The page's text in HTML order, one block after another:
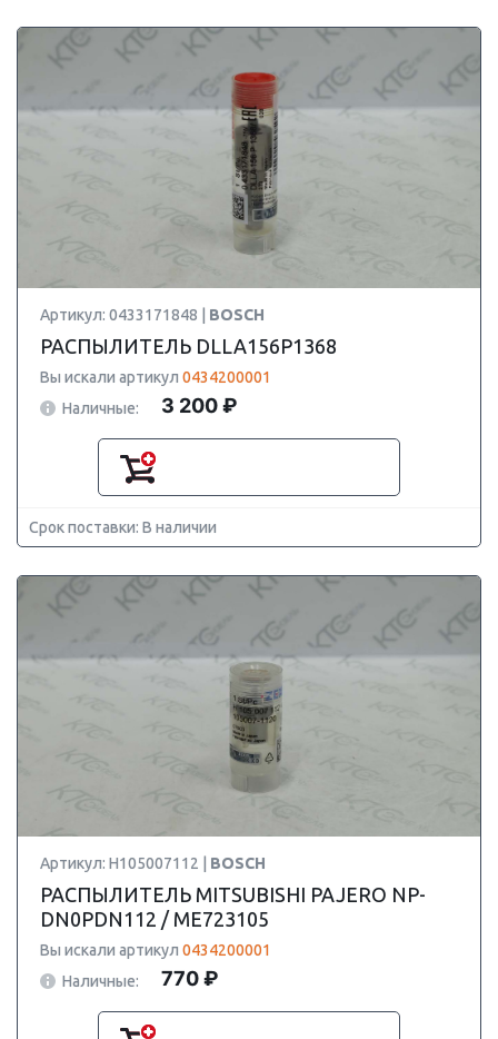
Артикул: 0433171848 | BOSCH
РАСПЫЛИТЕЛЬ DLLA156P1368
Вы искали артикул 0434200001
Наличные:
3 200 ₽
Срок поставки: В наличии
Артикул: H105007112 | BOSCH
РАСПЫЛИТЕЛЬ MITSUBISHI PAJERO NP-
DN0PDN112 / ME723105
Вы искали артикул 0434200001
Наличные:
770 ₽